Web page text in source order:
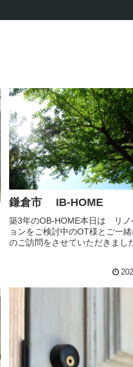
鎌倉市 IB-HOME
築3年のOB-HOME本日は リノ
ョンをご検討中のOT様とご一
のご訪問をさせていただきまし
年。。。少しずつ、お家全体が
化でイイ色合いに♪家具な...